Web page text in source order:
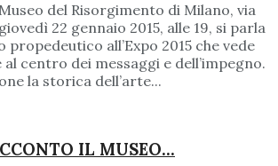
del Risorgimento di Milano, via
22 gennaio 2015, alle 19, si parla
propedeutico all’Expo 2015 che vede
centro dei messaggi e dell’impegno.
la storica dell’arte...
IL MUSEO…